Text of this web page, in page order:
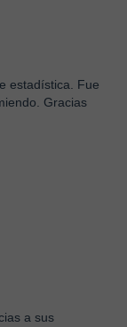
estadística. Fue
Gracias
a sus